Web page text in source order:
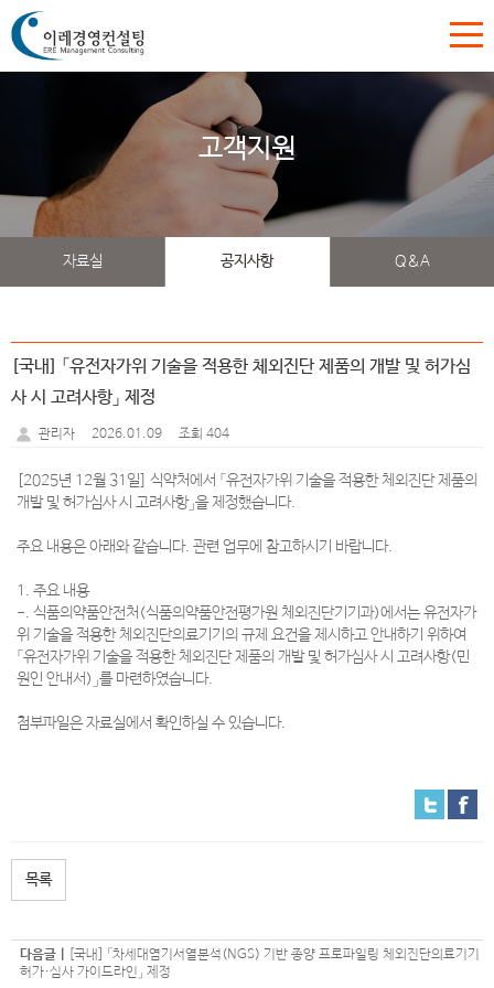
고객지원
자료실 공지사항 Q&A
[국내] 「유전자가위 기술을 적용한 체외진단 제품의 개발 및 허가심
사 시 고려사항」 제정
관리자 2026.01.09 조회 404
[2025년 12월 31일] 식약처에서 「유전자가위 기술을 적용한 체외진단 제품의
개발 및 허가심사 시 고려사항」을 제정했습니다.
주요 내용은 아래와 같습니다. 관련 업무에 참고하시기 바랍니다.
1. 주요 내용
-. 식품의약품안전처(식품의약품안전평가원 체외진단기기과)에서는 유전자가
위 기술을 적용한 체외진단의료기기의 규제 요건을 제시하고 안내하기 위하여
「유전자가위 기술을 적용한 체외진단 제품의 개발 및 허가심사 시 고려사항(민
원인 안내서)」를 마련하였습니다.
첨부파일은 자료실에서 확인하실 수 있습니다.
목록
다음글 |
[국내] 「차세대염기서열분석(NGS) 기반 종양 프로파일링 체외진단의료기기
허가·심사 가이드라인」 제정